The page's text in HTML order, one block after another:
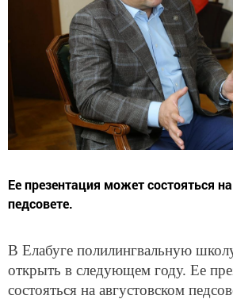
Ее презентация может состояться
педсовете.
В Елабуге полилингвальную
открыть в следующем году. Ее
состояться на августовском